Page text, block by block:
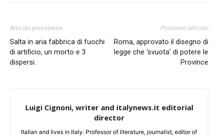
Articolo precedente
Salta in aria fabbrica di fuochi
di artificio, un morto e 3
dispersi.
Prossimo articolo
Roma, approvato il disegno di
legge che ‘svuota’ di potere le
Province
Luigi Cignoni, writer and italynews.it editorial
director
Italian and lives in Italy. Professor of literature, journalist, editor of